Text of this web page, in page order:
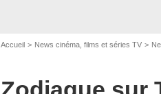
Accueil News cinéma, films et séries TV